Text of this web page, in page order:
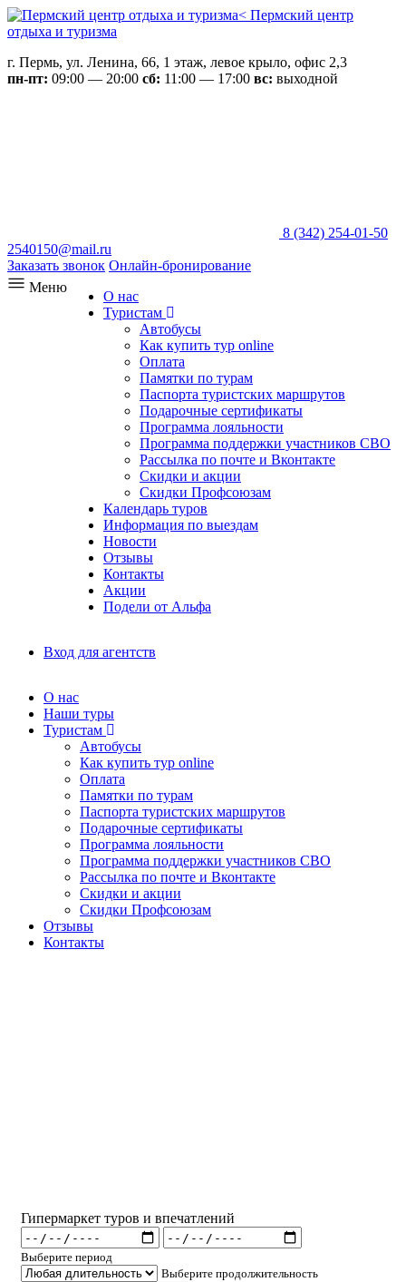
Пермский центр
отдыха и туризма
г. Пермь, ул. Ленина, 66, 1 этаж, левое крыло, офис 2,3
пн-пт: 09:00 — 20:00 сб: 11:00 — 17:00 вс: выходной
8 (342) 254-01-50
2540150@mail.ru
Заказать звонок Онлайн-бронирование
Меню
О нас
Туристам
Автобусы
Как купить тур online
Оплата
Памятки по турам
Паспорта туристских маршрутов
Подарочные сертификаты
Программа лояльности
Программа поддержки участников СВО
Рассылка по почте и Вконтакте
Скидки и акции
Скидки Профсоюзам
Календарь туров
Информация по выездам
Новости
Отзывы
Контакты
Акции
Подели от Альфа
Вход для агентств
О нас
Наши туры
Туристам
Автобусы
Как купить тур online
Оплата
Памятки по турам
Паспорта туристских маршрутов
Подарочные сертификаты
Программа лояльности
Программа поддержки участников СВО
Рассылка по почте и Вконтакте
Скидки и акции
Скидки Профсоюзам
Отзывы
Контакты
Гипермаркет туров и впечатлений
Выберите период
Выберите продолжительность